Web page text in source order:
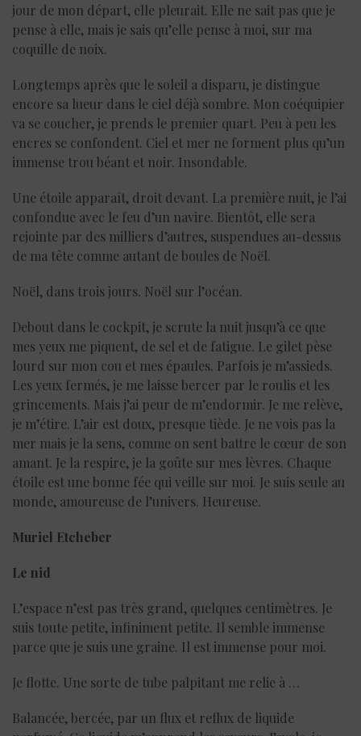
jour de mon départ, elle pleurait. Elle ne sait pas que je
pense à elle, mais je sais qu’elle pense à moi, sur ma
coquille de noix.
Longtemps après que le soleil a disparu, je distingue
encore sa lueur dans le ciel déjà sombre. Mon coéquipier
va se coucher, je prends le premier quart. Peu à peu les
encres se confondent. Ciel et mer ne forment plus qu’un
immense trou béant et noir. Insondable.
Une étoile apparaît, droit devant. La première nuit, je l’ai
confondue avec le feu d’un navire. Bientôt, elle sera
rejointe par des milliers d’autres, suspendues au-dessus
de ma tête comme autant de boules de Noël.
Noël, dans trois jours. Noël sur l’océan.
Debout dans le cockpit, je scrute la nuit jusqu’à ce que
mes yeux me piquent, de sel et de fatigue. Le gilet pèse
lourd sur mon cou et mes épaules. Parfois je m’assieds.
Les yeux fermés, je me laisse bercer par le roulis et les
grincements. Mais j’ai peur de m’endormir. Je me relève,
je m’étire. L’air est doux, presque tiède. Je ne vois pas la
mer mais je la sens, comme on sent battre le cœur de son
amant. Je la respire, je la goûte sur mes lèvres. Chaque
étoile est une bonne fée qui veille sur moi. Je suis seule au
monde, amoureuse de l’univers. Heureuse.
Muriel Etcheber
Le nid
L’espace n’est pas très grand, quelques centimètres. Je
suis toute petite, infiniment petite. Il semble immense
parce que je suis une graine. Il est immense pour moi.
Je flotte. Une sorte de tube palpitant me relie à …
Balancée, bercée, par un flux et reflux de liquide